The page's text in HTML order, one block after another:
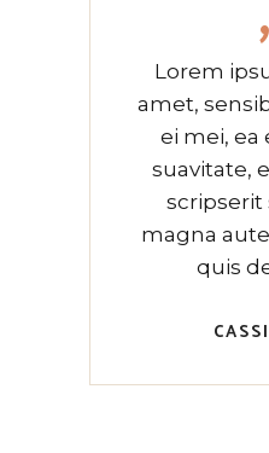
Lorem
amet,
ei mei, ea
suavitate,
scripserit
magna
quis